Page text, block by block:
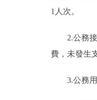
1人次。
2.公務
費，未發生
3.公務